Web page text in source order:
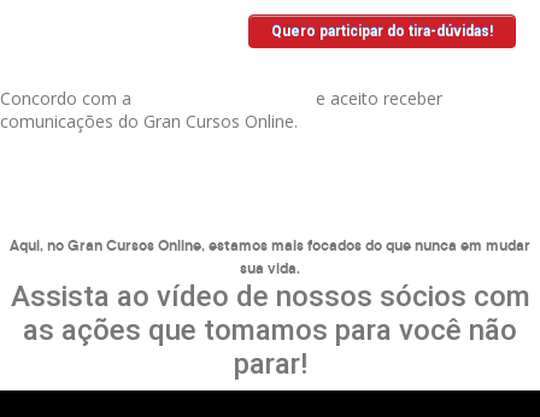
Concordo com a
e aceito receber
comunicações do Gran Cursos Online.
Aqui, no Gran Cursos Online, estamos mais focados do que nunca em mudar
sua vida.
Assista ao vídeo de nossos sócios com
as ações que tomamos para você não
parar!